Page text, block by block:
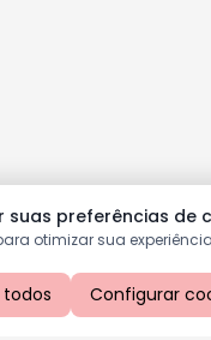
suas preferências de
otimizar sua
Configurar